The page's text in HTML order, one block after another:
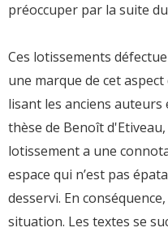
préoccuper par la suite
Ces lotissements
une marque de cet
lisant les anciens
thèse de Benoît
lotissement a une
espace qui n’est pas
desservi. En
situation. Les textes se